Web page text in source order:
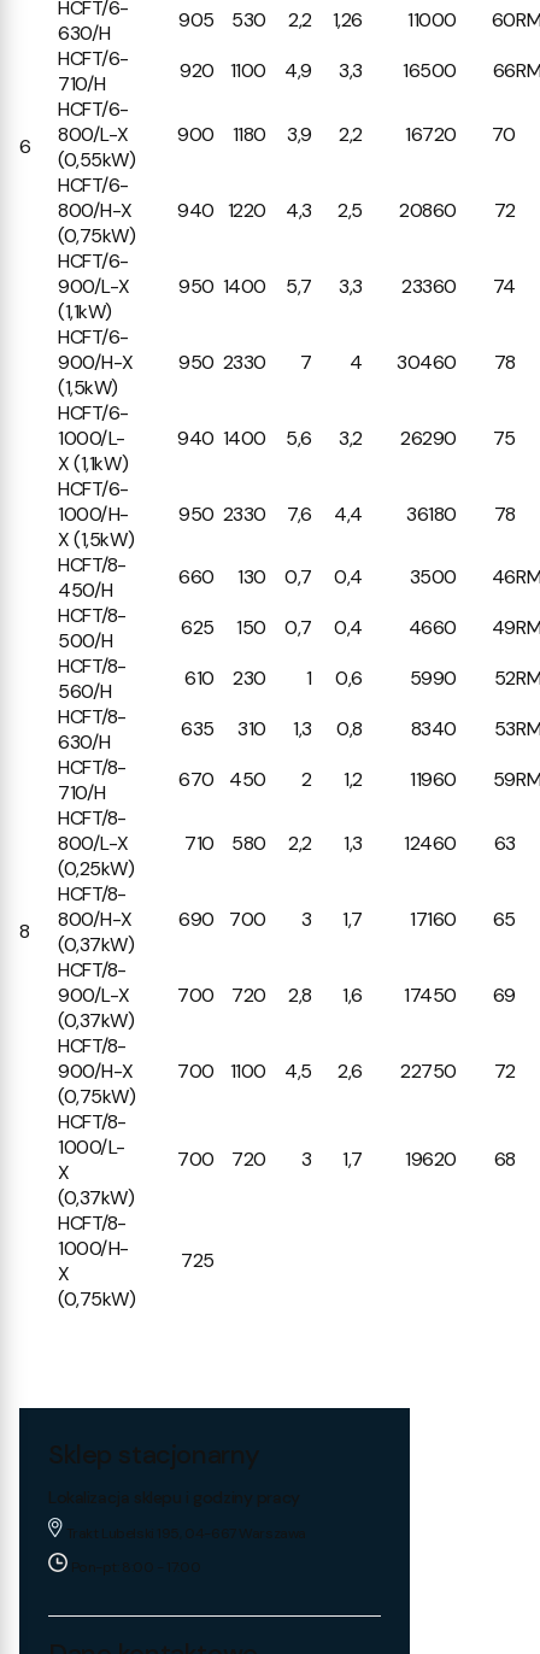
6
HCFT/6-
630/H
905 530 2,2 1,26 11000 60
HCFT/6-
710/H
920 1100 4,9 3,3 16500 66
HCFT/6-
800/L-X
(0,55kW)
900 1180 3,9 2,2 16720
70
HCFT/6-
800/H-X
(0,75kW)
940 1220 4,3 2,5 20860
72
HCFT/6-
900/L-X
(1,1kW)
950 1400 5,7 3,3 23360
74
HCFT/6-
900/H-X
(1,5kW)
950 2330 7 4 30460
78
HCFT/6-
1000/L-
X (1,1kW)
940 1400 5,6 3,2 26290
75
HCFT/6-
1000/H-
X (1,5kW)
950 2330 7,6 4,4 36180 78
8
HCFT/8-
450/H
660 130 0,7 0,4 3500 46
HCFT/8-
500/H
625 150 0,7 0,4 4660 49
HCFT/8-
560/H
610 230 1 0,6 5990 52
HCFT/8-
630/H
635 310 1,3 0,8 8340 53
HCFT/8-
710/H
670 450 2 1,2 11960 59
HCFT/8-
800/L-X
(0,25kW)
710 580 2,2 1,3 12460
63
HCFT/8-
800/H-X
(0,37kW)
690 700 3 1,7 17160
65
HCFT/8-
900/L-X
(0,37kW)
700 720 2,8 1,6 17450
69
HCFT/8-
900/H-X
(0,75kW)
700 1100 4,5 2,6 22750
72
HCFT/8-
1000/L-
X
(0,37kW)
700 720 3 1,7 19620 68
HCFT/8-
1000/H-
X
(0,75kW)
725
Sklep stacjonarny
Lokalizacja sklepu i godziny pracy
Trakt Lubelski 195, 04-667 Warszawa
Pon-pt: 8:00 - 17:00